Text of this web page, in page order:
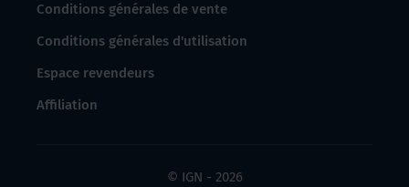
Conditions générales de vente
Conditions générales d'utilisation
Espace revendeurs
Affiliation
© IGN - 2026